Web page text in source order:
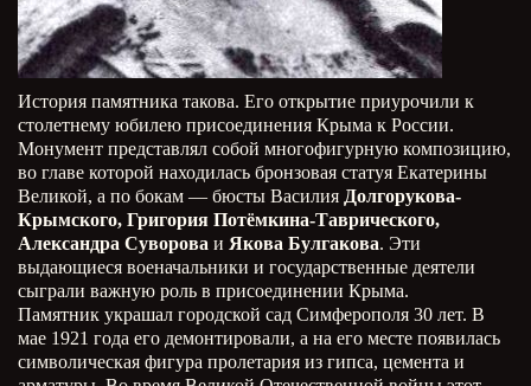
История памятника такова. Его открытие приурочили к
столетнему юбилею присоединения Крыма к России.
Монумент представлял собой многофигурную композицию,
во главе которой находилась бронзовая статуя Екатерины
Великой, а по бокам — бюсты Василия Долгорукова-
Крымского, Григория Потёмкина-Таврического,
Александра Суворова и Якова Булгакова. Эти
выдающиеся военачальники и государственные деятели
сыграли важную роль в присоединении Крыма.
Памятник украшал городской сад Симферополя 30 лет. В
мае 1921 года его демонтировали, а на его месте появилась
символическая фигура пролетария из гипса, цемента и